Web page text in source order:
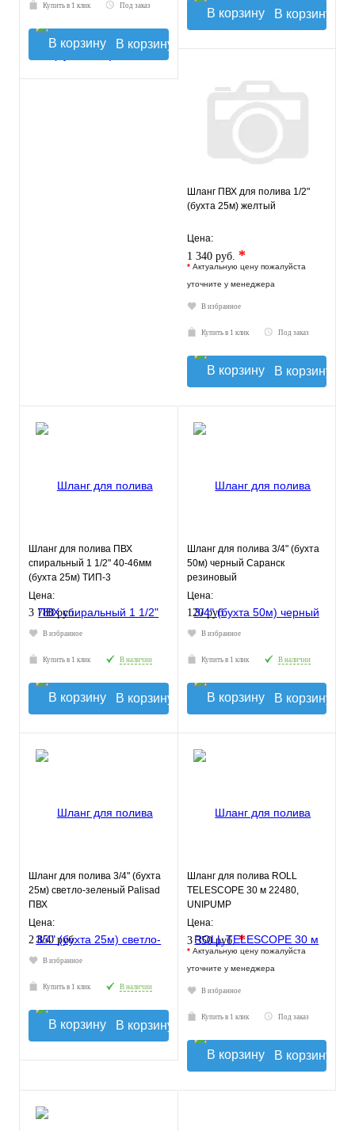
Купить в 1 клик Под заказ
В корзину
В корзину
Шланг ПВХ для полива 1/2"
(бухта 25м) желтый
Цена:
1 340 руб. *
* Актуальную цену пожалуйста
уточните у менеджера
В избранное
Купить в 1 клик Под заказ
В корзину
Шланг для полива ПВХ
спиральный 1 1/2" 40-46мм
(бухта 25м) ТИП-3
слабонапорный
морозостойкий
Цена:
3 780 руб.
В избранное
Купить в 1 клик В наличии
В корзину
Шланг для полива 3/4" (бухта
50м) черный Саранск
резиновый
Цена:
120 руб.
В избранное
Купить в 1 клик В наличии
В корзину
Шланг для полива 3/4" (бухта
25м) светло-зеленый Palisad
ПВХ
Цена:
2 850 руб.
В избранное
Купить в 1 клик В наличии
В корзину
Шланг для полива ROLL
TELESCOPE 30 м 22480,
UNIPUMP
Цена:
3 350 руб.*
* Актуальную цену пожалуйста
уточните у менеджера
В избранное
Купить в 1 клик Под заказ
В корзину